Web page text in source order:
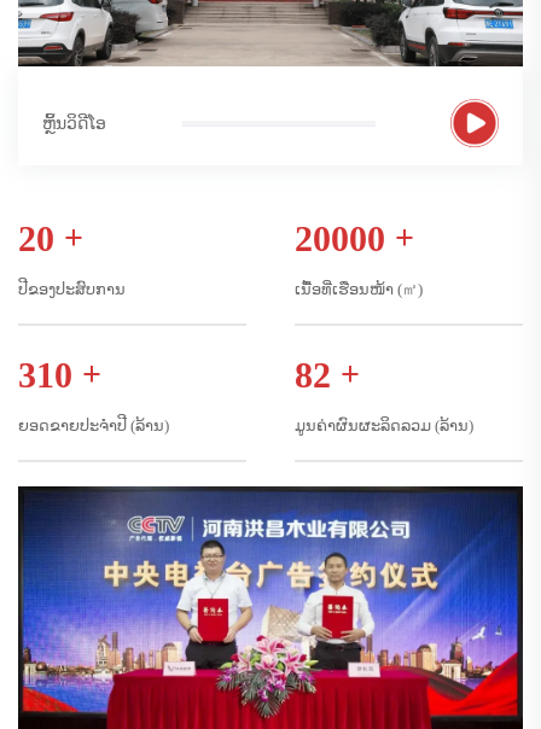
ຫຼິ້ນວິດີໂອ
20 +
ປີຂອງປະສົບການ
20000 +
ເນື້ອທີ່ເຮືອນໜ້າ (㎡)
310 +
ຍອດຂາຍປະຈຳປີ (ລ້ານ)
82 +
ມູນຄ່າຜົນຜະລິດລວມ (ລ້ານ)